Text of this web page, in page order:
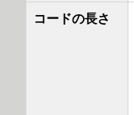
コードの長さ